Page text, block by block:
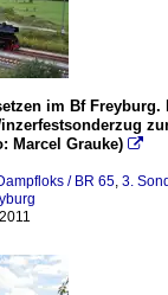
im Bf
Marcel Grauke) 
/ BR 65, 3.